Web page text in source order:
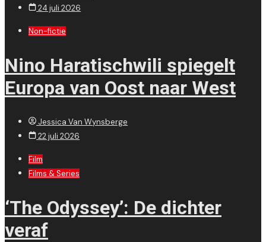
24 juli 2026
Non-fictie
Nino Haratischwili spiegelt
Europa van Oost naar West
Jessica Van Wynsberge
22 juli 2026
Film
Films & Series
‘The Odyssey’: De dichter
veraf